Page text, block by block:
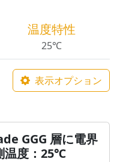
温度特性
25℃
表示オプション
GGG 層に電界
温度：25℃